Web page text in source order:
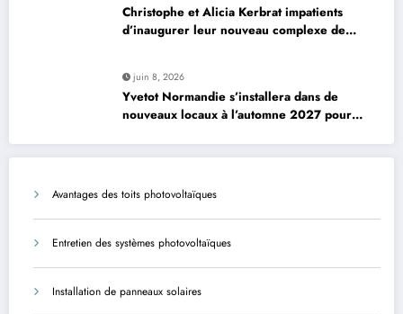
Christophe et Alicia Kerbrat impatients
d’inaugurer leur nouveau complexe de
juin 8, 2026
Yvetot Normandie s’installera dans de
nouveaux locaux à l’automne 2027 pour
Avantages des toits photovoltaïques
Entretien des systèmes photovoltaïques
Installation de panneaux solaires